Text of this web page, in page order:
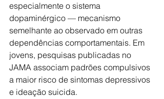
especialmente o sistema
dopaminérgico — mecanismo
semelhante ao observado em outras
dependências comportamentais. Em
jovens, pesquisas publicadas no
JAMA associam padrões compulsivos
a maior risco de sintomas depressivos
e ideação suicida.